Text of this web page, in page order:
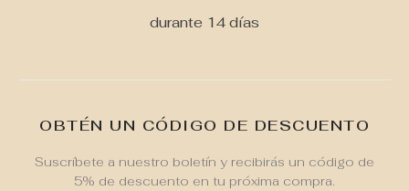
durante 14 días
OBTÉN UN CÓDIGO DE DESCUENTO
Suscríbete a nuestro boletín y recibirás un código de
5% de descuento en tu próxima compra.